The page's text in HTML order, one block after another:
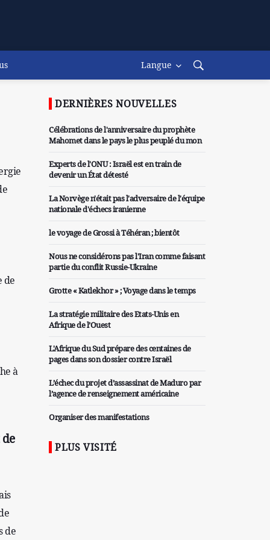
Langue
de
à
de
DERNIÈRES NOUVELLES
Célébrations de l'anniversaire du prophète
Mahomet dans le pays le plus peuplé du mon
Experts de l'ONU : Israël est en train de
devenir un État détesté
La Norvège n'était pas l'adversaire de l'équipe
nationale d'échecs iranienne
le voyage de Grossi à Téhéran ; bientôt
Nous ne considérons pas l'Iran comme faisant
partie du conflit Russie-Ukraine
Grotte « Katlekhor » ; Voyage dans le temps
La stratégie militaire des Etats-Unis en
Afrique de l’Ouest
L'Afrique du Sud prépare des centaines de
pages dans son dossier contre Israël
L’échec du projet d’assassinat de Maduro par
l’agence de renseignement américaine
Organiser des manifestations
Iran considère l'arsenal nucléaire israélien
PLUS VISITÉ